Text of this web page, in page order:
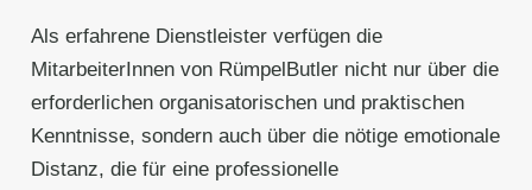
Als erfahrene Dienstleister verfügen die
MitarbeiterInnen von RümpelButler nicht nur über die
erforderlichen organisatorischen und praktischen
Kenntnisse, sondern auch über die nötige emotionale
Distanz, die für eine professionelle